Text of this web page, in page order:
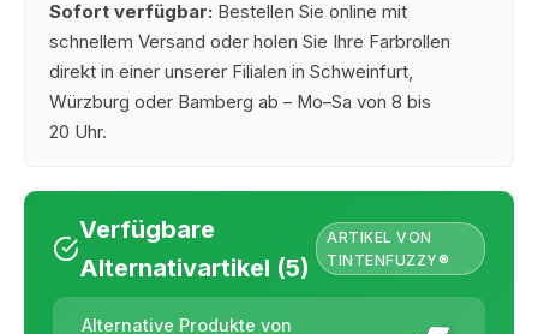
Sofort verfügbar: Bestellen Sie online mit
schnellem Versand oder holen Sie Ihre Farbrollen
direkt in einer unserer Filialen in Schweinfurt,
Würzburg oder Bamberg ab – Mo–Sa von 8 bis
20 Uhr.
Verfügbare
Alternativartikel (5)
ARTIKEL VON
TINTENFUZZY®
Alternative Produkte von